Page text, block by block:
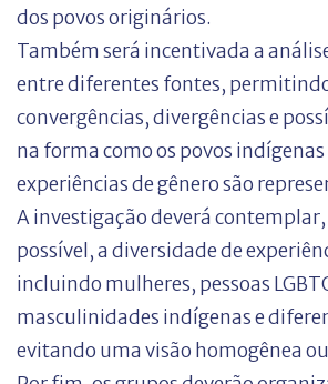
dos povos originários.
Também será incentivada a
entre diferentes fontes,
convergências, divergências e
na forma como os povos indígenas
experiências de gênero são
A investigação deverá
possível, a diversidade de
incluindo mulheres, pessoas
masculinidades indígenas e
evitando uma visão homogênea